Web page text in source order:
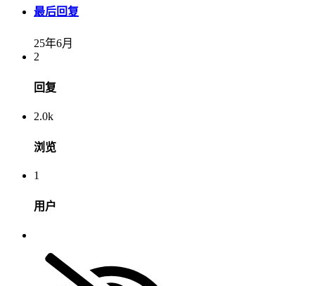
最后回复
25年6月
2
回复
2.0k
浏览
1
用户